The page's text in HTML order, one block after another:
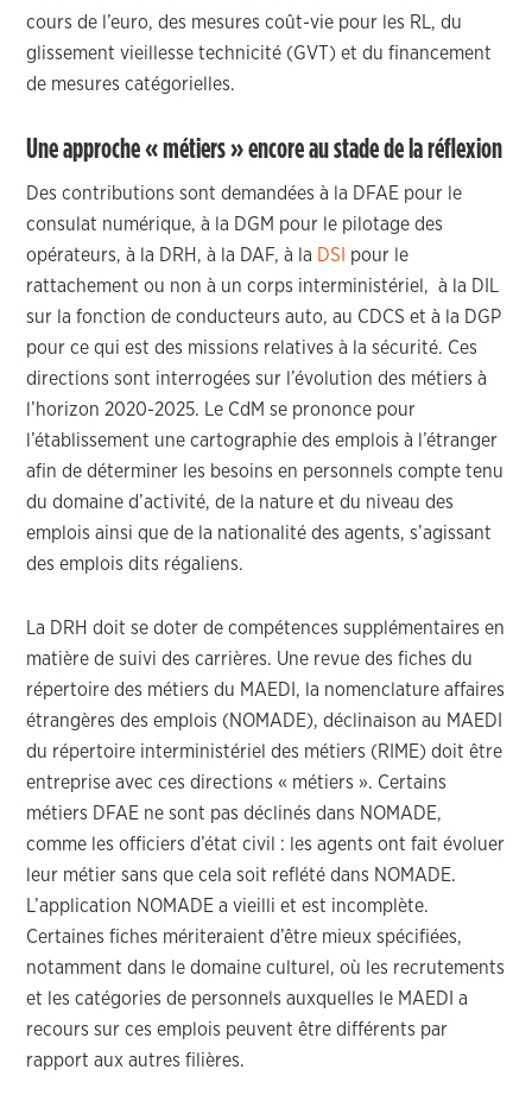
cours de l’euro, des mesures coût-vie pour les RL, du
glissement vieillesse technicité (GVT) et du financement
de mesures catégorielles.
Une approche « métiers » encore au stade de la réflexion
Des contributions sont demandées à la DFAE pour le
consulat numérique, à la DGM pour le pilotage des
opérateurs, à la DRH, à la DAF, à la DSI
pour le
rattachement ou non à un corps interministériel, à la DIL
sur la fonction de conducteurs auto, au CDCS et à la DGP
pour ce qui est des missions relatives à la sécurité. Ces
directions sont interrogées sur l’évolution des métiers à
l’horizon 2020-2025. Le CdM se prononce pour
l’établissement une cartographie des emplois à l’étranger
afin de déterminer les besoins en personnels compte tenu
du domaine d’activité, de la nature et du niveau des
emplois ainsi que de la nationalité des agents, s’agissant
des emplois dits régaliens.
La DRH doit se doter de compétences supplémentaires en
matière de suivi des carrières. Une revue des fiches du
répertoire des métiers du MAEDI, la nomenclature affaires
étrangères des emplois (NOMADE), déclinaison au MAEDI
du répertoire interministériel des métiers (RIME) doit être
entreprise avec ces directions « métiers ». Certains
métiers DFAE ne sont pas déclinés dans NOMADE,
comme les officiers d’état civil : les agents ont fait évoluer
leur métier sans que cela soit reflété dans NOMADE.
L’application NOMADE a vieilli et est incomplète.
Certaines fiches mériteraient d’être mieux spécifiées,
notamment dans le domaine culturel, où les recrutements
et les catégories de personnels auxquelles le MAEDI a
recours sur ces emplois peuvent être différents par
rapport aux autres filières.